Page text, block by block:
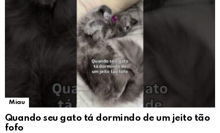
Miau
Quando seu gato tá dormindo de um jeito tão
fofo